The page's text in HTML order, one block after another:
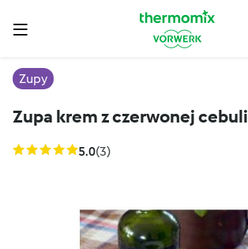
Zupy
Zupa krem z czerwonej cebuli
5.0(3)